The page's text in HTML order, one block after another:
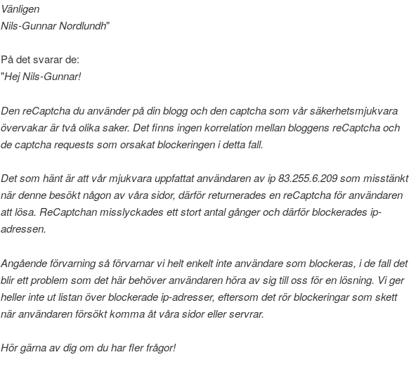
Vänligen
Nils-Gunnar Nordlundh"
På det svarar de:
"Hej Nils-Gunnar!
Den reCaptcha du använder på din blogg och den captcha som vår säkerhetsmjukvara
övervakar är två olika saker. Det finns ingen korrelation mellan bloggens reCaptcha och
de captcha requests som orsakat blockeringen i detta fall.
Det som hänt är att vår mjukvara uppfattat användaren av ip 83.255.6.209 som misstänkt
när denne besökt någon av våra sidor, därför returnerades en reCaptcha för användaren
att lösa. ReCaptchan misslyckades ett stort antal gånger och därför blockerades ip-
adressen.
Angående förvarning så förvarnar vi helt enkelt inte användare som blockeras, i de fall det
blir ett problem som det här behöver användaren höra av sig till oss för en lösning. Vi ger
heller inte ut listan över blockerade ip-adresser, eftersom det rör blockeringar som skett
när användaren försökt komma åt våra sidor eller servrar.
Hör gärna av dig om du har fler frågor!